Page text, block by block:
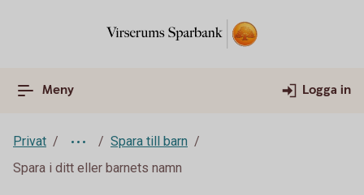
Meny Logga in
Privat
Spara till barn
Spara i ditt eller barnets namn